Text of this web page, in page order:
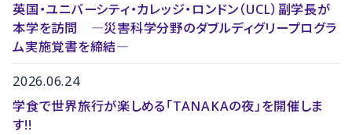
英国・ユニバーシティ・カレッジ・ロンドン（UCL）副学長が
本学を訪問 ―災害科学分野のダブルディグリープログラ
ム実施覚書を締結―
2026.06.24
学食で世界旅行が楽しめる「TANAKAの夜」を開催しま
す!!